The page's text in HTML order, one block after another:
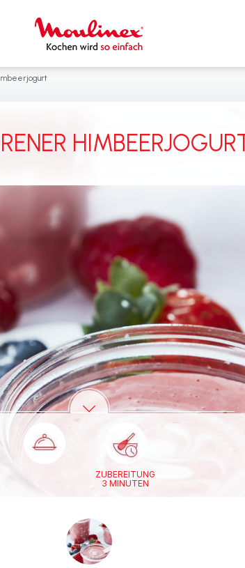
ZUBEREITUNG
3 MINUTEN